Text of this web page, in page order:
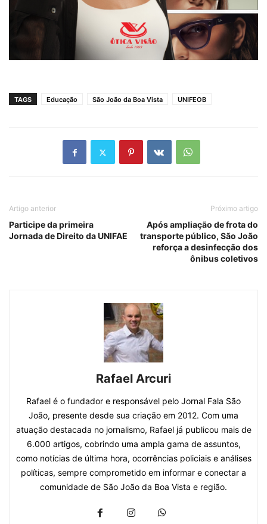
TAGS Educação São João da Boa Vista UNIFEOB
Artigo anterior
Participe da primeira
Jornada de Direito da UNIFAE
Próximo artigo
Após ampliação de frota do
transporte público, São João
reforça a desinfecção dos
ônibus coletivos
Rafael Arcuri
Rafael é o fundador e responsável pelo Jornal Fala São
João, presente desde sua criação em 2012. Com uma
atuação destacada no jornalismo, Rafael já publicou mais de
6.000 artigos, cobrindo uma ampla gama de assuntos,
como notícias de última hora, ocorrências policiais e análises
políticas, sempre comprometido em informar e conectar a
comunidade de São João da Boa Vista e região.